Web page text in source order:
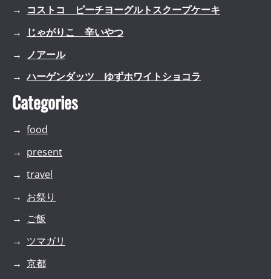
コストコ ピーチヨーグルトスクープケーキ
じゃがりこ 辛いやつ
ノアール
ハーゲンダッツ ゆずホワイトショコラ
Categories
food
present
travel
お祭り
ご飯
ツマガリ
京都